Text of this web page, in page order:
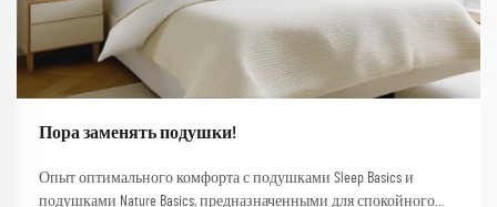
Пора заменять подушки!
Опыт оптимального комфорта с подушками Sleep Basics и
подушками Nature Basics, предназначенными для спокойного